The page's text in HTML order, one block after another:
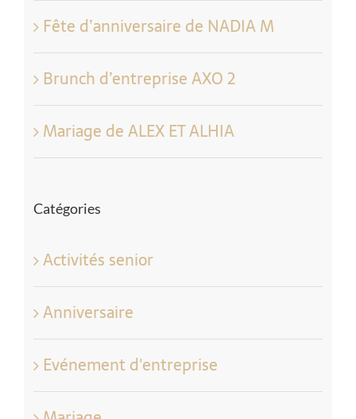
Fête d’anniversaire de NADIA M
Brunch d’entreprise AXO 2
Mariage de ALEX ET ALHIA
Catégories
Activités senior
Anniversaire
Evénement d'entreprise